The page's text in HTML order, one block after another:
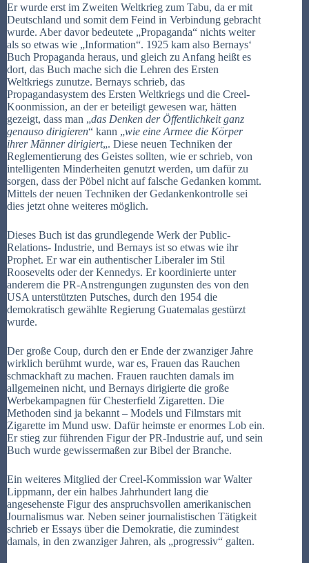
Er wurde erst im Zweiten Weltkrieg zum Tabu, da er mit
Deutschland und somit dem Feind in Verbindung gebracht
wurde. Aber davor bedeutete „Propaganda“ nichts weiter
als so etwas wie „Information“. 1925 kam also Bernays‘
Buch Propaganda heraus, und gleich zu Anfang heißt es
dort, das Buch mache sich die Lehren des Ersten
Weltkriegs zunutze. Bernays schrieb, das
Propagandasystem des Ersten Weltkriegs und die Creel-
Koonmission, an der er beteiligt gewesen war, hätten
gezeigt, dass man „das Denken der Öffentlichkeit ganz
genauso dirigieren“ kann „wie eine Armee die Körper
ihrer Männer dirigiert„. Diese neuen Techniken der
Reglementierung des Geistes sollten, wie er schrieb, von
intelligenten Minderheiten genutzt werden, um dafür zu
sorgen, dass der Pöbel nicht auf falsche Gedanken kommt.
Mittels der neuen Techniken der Gedankenkontrolle sei
dies jetzt ohne weiteres möglich.
Dieses Buch ist das grundlegende Werk der Public-
Relations- Industrie, und Bernays ist so etwas wie ihr
Prophet. Er war ein authentischer Liberaler im Stil
Roosevelts oder der Kennedys. Er koordinierte unter
anderem die PR-Anstrengungen zugunsten des von den
USA unterstützten Putsches, durch den 1954 die
demokratisch gewählte Regierung Guatemalas gestürzt
wurde.
Der große Coup, durch den er Ende der zwanziger Jahre
wirklich berühmt wurde, war es, Frauen das Rauchen
schmackhaft zu machen. Frauen rauchten damals im
allgemeinen nicht, und Bernays dirigierte die große
Werbekampagnen für Chesterfield Zigaretten. Die
Methoden sind ja bekannt – Models und Filmstars mit
Zigarette im Mund usw. Dafür heimste er enormes Lob ein.
Er stieg zur führenden Figur der PR-Industrie auf, und sein
Buch wurde gewissermaßen zur Bibel der Branche.
Ein weiteres Mitglied der Creel-Kommission war Walter
Lippmann, der ein halbes Jahrhundert lang die
angesehenste Figur des anspruchsvollen amerikanischen
Journalismus war. Neben seiner journalistischen Tätigkeit
schrieb er Essays über die Demokratie, die zumindest
damals, in den zwanziger Jahren, als „progressiv“ galten.